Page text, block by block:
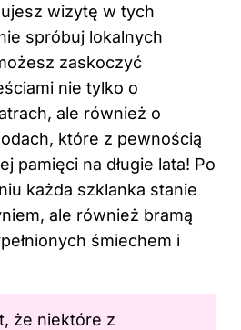
wizytę w tych
spróbuj lokalnych
zaskoczyć
nie tylko o
ale również o
które z pewnością
pamięci na długie lata! Po
każda szklanka stanie
ale również bramą
śmiechem i
że niektóre z